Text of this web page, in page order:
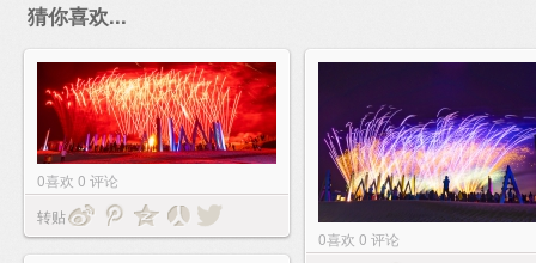
猜你喜欢...
0喜欢 0 评论
转贴
0喜欢 0 评论